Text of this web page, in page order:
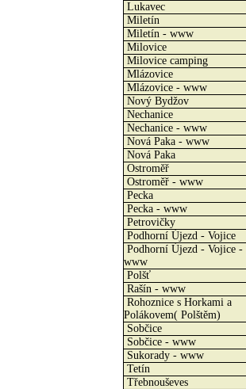
Lukavec
Miletín
Miletín - www
Milovice
Milovice camping
Mlázovice
Mlázovice - www
Nový Bydžov
Nechanice
Nechanice - www
Nová Paka - www
Nová Paka
Ostroměř
Ostroměř - www
Pecka
Pecka - www
Petrovičky
Podhorní Újezd - Vojice
Podhorní Újezd - Vojice -
www
Polšť
Rašín - www
Rohoznice s Horkami a
Polákovem( Polštěm)
Sobčice
Sobčice - www
Sukorady - www
Tetín
Třebnouševes